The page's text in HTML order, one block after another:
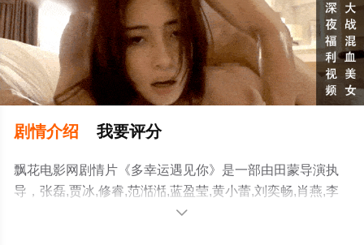
剧情介绍 我要评分
飘花电影网剧情片《多幸运遇见你》是一部由田蒙导演执
导，张磊,贾冰,修睿,范湉湉,蓝盈莹,黄小蕾,刘奕畅,肖燕,李
萍,盛一伦,林乐炫,李希侃,德柏,陈冠甯,周天弈等演员精彩演
